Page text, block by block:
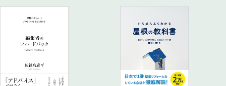
7 クリエイティブに、ニーズを把握しよう
8 選ばねばならない時代
10 モノとインターネットが一体化した便利な社会で忘れては
ならないこと
11 便利は、信じるから生まれる
12 どこまで機械を信じるか、任せるかを適切に選択すべし
10 ＩｏＴとは、仕組みを考えること
11 ＩｏＴ事業を始めようとするのは どういう企業？
12 アナログ企業こそ、ＩｏＴ導入を考える余地がある
13 ＩｏＴ導入に向いていそうな企業の具体例
14 情報はどんどん開示したほうがよい
第2章まとめ
10 技術は人間がつくるもの
第5章まとめ